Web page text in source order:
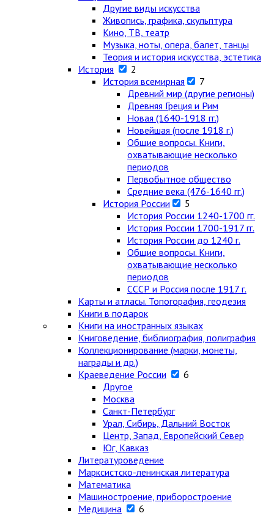
Другие виды искусства
Живопись, графика, скульптура
Кино, ТВ, театр
Музыка, ноты, опера, балет, танцы
Теория и история искусства, эстетика
История
2
История всемирная
7
Древний мир (другие регионы)
Древняя Греция и Рим
Новая (1640-1918 гг.)
Новейшая (после 1918 г.)
Общие вопросы. Книги,
охватывающие несколько
периодов
Первобытное общество
Средние века (476-1640 гг.)
История России
5
История России 1240-1700 гг.
История России 1700-1917 гг.
История России до 1240 г.
Общие вопросы. Книги,
охватывающие несколько
периодов
СССР и Россия после 1917 г.
Карты и атласы. Топогорафия, геодезия
Книги в подарок
Книги на иностранных языках
Книговедение, библиография, полиграфия
Коллекционирование (марки, монеты,
награды и др.)
Краеведение России
6
Другое
Москва
Санкт-Петербург
Урал, Сибирь, Дальний Восток
Центр, Запад, Европейский Север
Юг, Кавказ
Литературоведение
Марксистско-ленинская литература
Математика
Машиностроение, приборостроение
Медицина
6